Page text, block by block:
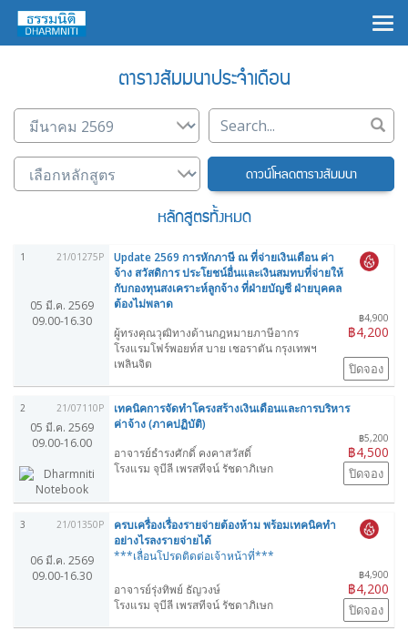
ตารางสัมมนาประจำเดือน
ดาวน์โหลดตารางสัมมนา
หลักสูตรทั้งหมด
1 21/01275P
05 มี.ค. 2569
09.00-16.30
Update 2569 การหักภาษี ณ ที่จ่ายเงินเดือน ค่า
จ้าง สวัสดิการ ประโยชน์อื่นและเงินสมทบที่จ่ายให้
กับกองทุนสงเคราะห์ลูกจ้าง ที่ฝ่ายบัญชี ฝ่ายบุคคล
ต้องไม่พลาด
฿4,900
฿4,200
ผู้ทรงคุณวุฒิทางด้านกฎหมายภาษีอากร
โรงแรมโฟร์พอยท์ส บาย เชอราตัน กรุงเทพฯ
เพลินจิต
ปิดจอง
2 21/07110P
05 มี.ค. 2569
09.00-16.00
เทคนิคการจัดทำโครงสร้างเงินเดือนและการบริหาร
ค่าจ้าง (ภาคปฏิบัติ)
฿5,200
฿4,500
อาจารย์ธำรงศักดิ์ คงคาสวัสดิ์
โรงแรม จุบีลี เพรสทีจน์ รัชดาภิเษก
ปิดจอง
3 21/01350P
06 มี.ค. 2569
09.00-16.30
ครบเครื่องเรื่องรายจ่ายต้องห้าม พร้อมเทคนิคทำ
อย่างไรลงรายจ่ายได้
***เลื่อนโปรดติดต่อเจ้าหน้าที่***
฿4,900
฿4,200
อาจารย์รุ่งทิพย์ ธัญวงษ์
โรงแรม จุบีลี เพรสทีจน์ รัชดาภิเษก
ปิดจอง
×